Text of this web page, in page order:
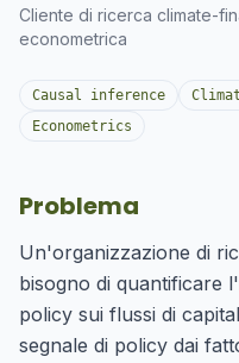
Cliente di ricerca climate-
econometrica
Causal inference
Econometrics
Problema
Un'organizzazione di
bisogno di quantificare
policy sui flussi di
segnale di policy dai